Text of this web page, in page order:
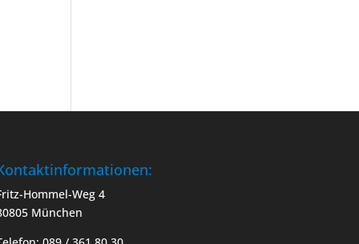
Hommel-Weg 4
München